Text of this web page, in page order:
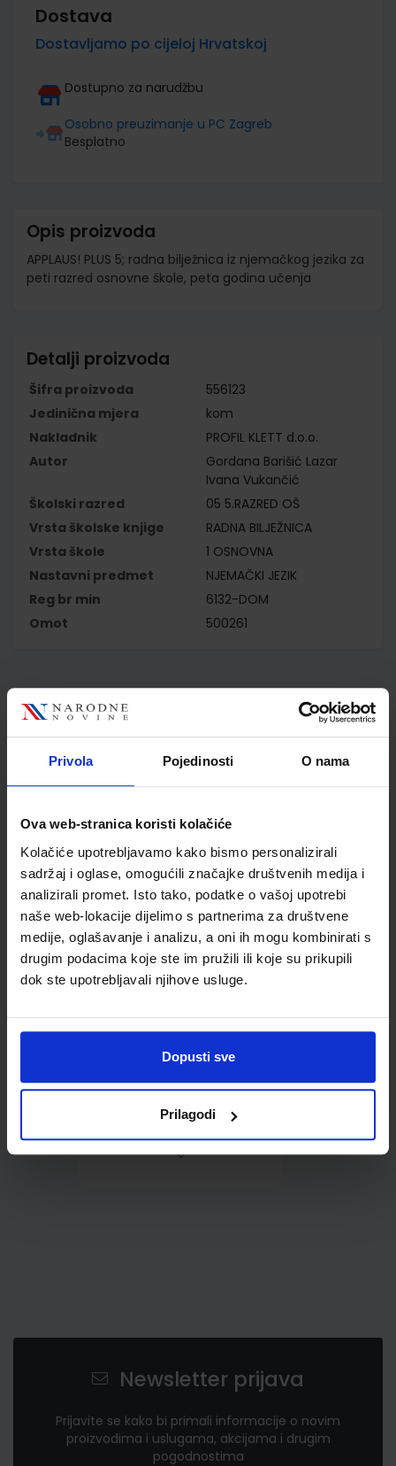
Privola Pojedinosti O nama
Ova web-stranica koristi kolačiće
Kolačiće upotrebljavamo kako bismo personalizirali
sadržaj i oglase, omogućili značajke društvenih medija i
analizirali promet. Isto tako, podatke o vašoj upotrebi
naše web-lokacije dijelimo s partnerima za društvene
medije, oglašavanje i analizu, a oni ih mogu kombinirati s
drugim podacima koje ste im pružili ili koje su prikupili
dok ste upotrebljavali njihove usluge.
Dopusti sve
Prilagodi
Dostava
Dostavljamo po cijeloj Hrvatskoj
Dostupno za narudžbu
Osobno preuzimanje u PC Zagreb
Besplatno
Opis proizvoda
APPLAUS! PLUS 5; radna bilježnica iz njemačkog jezika za
peti razred osnovne škole, peta godina učenja
Detalji proizvoda
Šifra proizvoda
556123
Jedinična mjera
kom
Nakladnik
PROFIL KLETT d.o.o.
Autor
Gordana Barišić Lazar
Ivana Vukančić
Školski razred
05 5.RAZRED OŠ
Vrsta školske knjige
RADNA BILJEŽNICA
Vrsta škole
1 OSNOVNA
Nastavni predmet
NJEMAČKI JEZIK
Reg br min
6132-DOM
Omot
500261
Kupci najčešće biraju..
Omot PVC za školske
udžbenike; dimenzije
421x277; tip 261
0,85 €
Newsletter prijava
Prijavite se kako bi primali informacije o novim
proizvodima i uslugama, akcijama i drugim
pogodnostima